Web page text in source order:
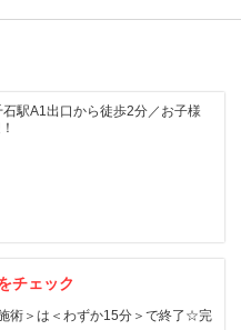
駅A1出口から徒歩2分／お子様
チェック
術＞は＜わずか15分＞で終了☆完